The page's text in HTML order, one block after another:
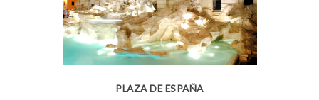
PLAZA DE ESPAÑA